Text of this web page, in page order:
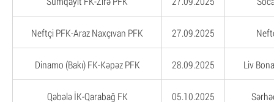
Neftçi PFK-Araz Naxçıvan PFK 27.09.2025
Dinamo (Bakı) FK-Kəpəz PFK 28.09.2025 Liv
Qəbələ İK-Qarabağ FK 05.10.2025